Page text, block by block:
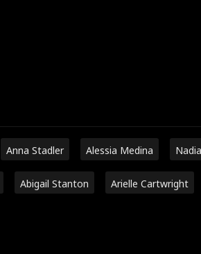
Anna Stadler Alessia Medina
Abigail Stanton Arielle Cartwright